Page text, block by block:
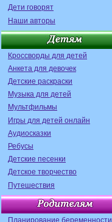
Дети говорят
Наши авторы
Кроссворды для детей
Анкета для девочек
Детские раскраски
Музыка для детей
Мультфильмы
Игры для детей онлайн
Аудиосказки
Ребусы
Детские песенки
Детское творчество
Путешествия
Планирование беременности